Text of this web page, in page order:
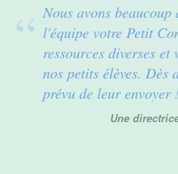
Nous avons
l'équipe votre Petit
ressources diverses
nos petits élèves. Dès
prévu de leur envoyer
Une